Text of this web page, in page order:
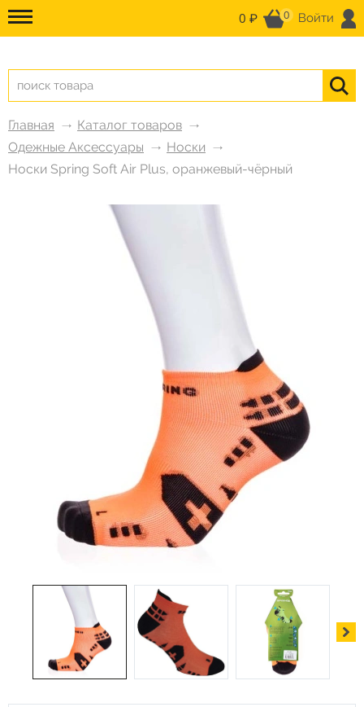
0 ₽ 0 Войти
Главная
Каталог товаров
Одежные Аксессуары
Носки
Носки Spring Soft Air Plus, оранжевый-чёрный